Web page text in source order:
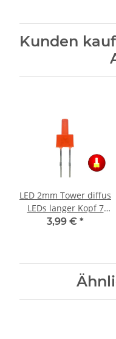
Kunden
LED 2mm Tower diffus
LEDs langer Kopf 7
Farben 10 20 50 100
3,99 € *